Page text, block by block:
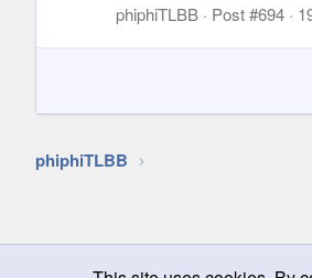
phiphiTLBB Post #694
phiphiTLBB